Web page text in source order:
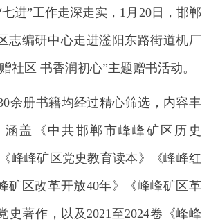
进”工作走深走实，1月20日，邯郸
志编研中心走进滏阳东路街道机厂
社区 书香润初心”主题赠书活动。
余册书籍均经过精心筛选，内容丰
盖《中共邯郸市峰峰矿区历史
《峰峰矿区党史教育读本》《峰峰红
矿区改革开放40年》《峰峰矿区革
史著作，以及2021至2024卷《峰峰